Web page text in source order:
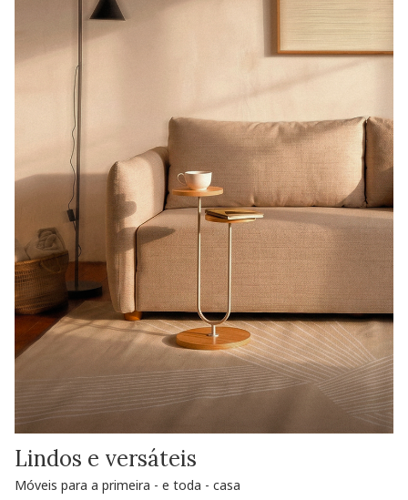
Lindos e versáteis
Móveis para a primeira - e toda - casa